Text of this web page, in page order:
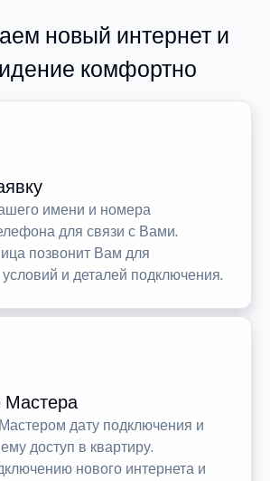
новый интернет и
комфортно
имени и номера
для связи с Вами.
позвонит Вам для
и деталей подключения.
Мастера
дату подключения и
доступ в квартиру.
нового интернета и